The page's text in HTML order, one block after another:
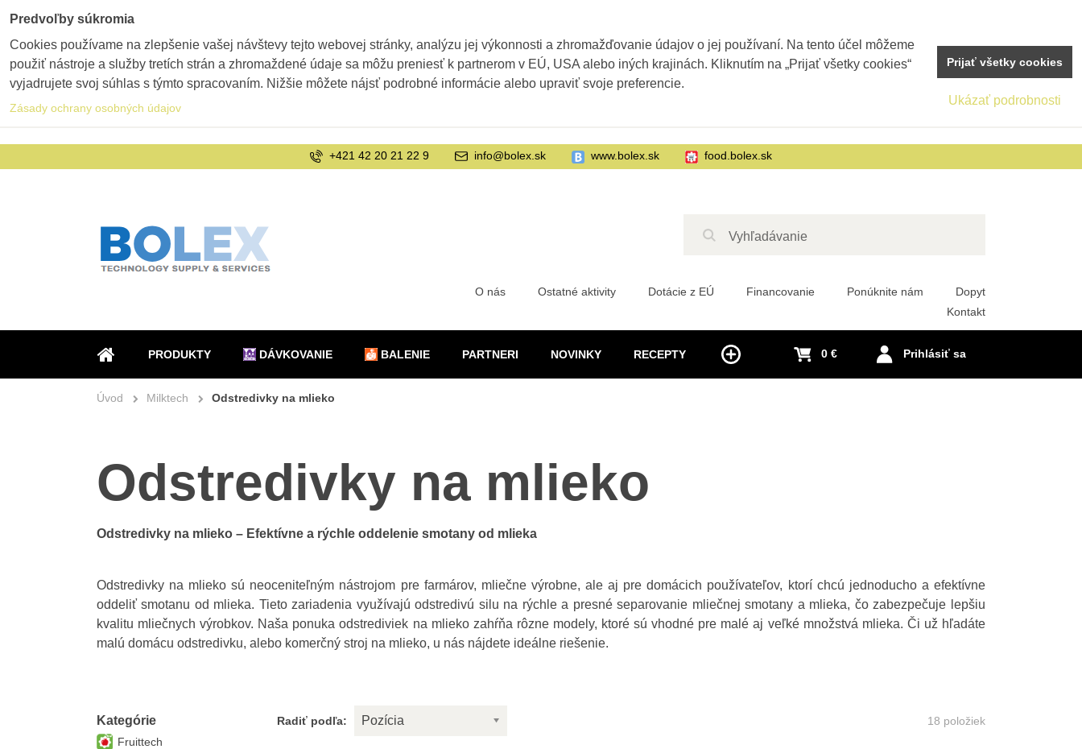
ÚVOD
PRODUKTY DÁVKOVANIE BALENIE PARTNERI NOVINKY RECEPTY
O nás Ostatné aktivity Dotácie z EÚ Financovanie Ponúknite nám
Dopyt
Kontakt
Prihlásiť sa
0 €
+421 42 20 21 22 9 info@bolex.sk www.bolex.sk food.bolex.sk
Úvod Milktech Odstredivky na mlieko
Odstredivky na mlieko
Odstredivky na mlieko – Efektívne a rýchle oddelenie smotany od mlieka
Odstredivky na mlieko sú neoceniteľným nástrojom pre farmárov, mliečne výrobne, ale aj pre domácich používateľov, ktorí chcú jednoducho a efektívne
oddeliť smotanu od mlieka. Tieto zariadenia využívajú odstredivú silu na rýchle a presné separovanie mliečnej smotany a mlieka, čo zabezpečuje lepšiu
kvalitu mliečnych výrobkov. Naša ponuka odstrediviek na mlieko zahŕňa rôzne modely, ktoré sú vhodné pre malé aj veľké množstvá mlieka. Či už hľadáte
malú domácu odstredivku, alebo komerčný stroj na mlieko, u nás nájdete ideálne riešenie.
Radiť podľa: Pozícia 18 položiek
Kategórie
Fruittech
Predvoľby súkromia
Cookies používame na zlepšenie vašej návštevy tejto webovej stránky, analýzu jej výkonnosti a zhromažďovanie údajov o jej používaní. Na tento účel môžeme
použiť nástroje a služby tretích strán a zhromaždené údaje sa môžu preniesť k partnerom v EÚ, USA alebo iných krajinách. Kliknutím na „Prijať všetky cookies“
vyjadrujete svoj súhlas s týmto spracovaním. Nižšie môžete nájsť podrobné informácie alebo upraviť svoje preferencie.
Zásady ochrany osobných údajov
Ukázať podrobnosti
Prijať všetky cookies